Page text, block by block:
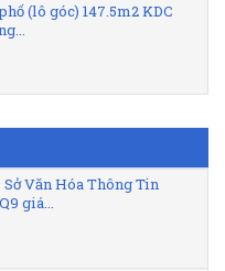
(lô góc) 147.5m2 KDC
Sở Văn Hóa Thông Tin
giá...